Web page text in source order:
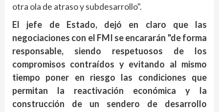
otra ola de atraso y subdesarrollo".
El jefe de Estado, dejó en claro que las
negociaciones con el FMI se encararán "de forma
responsable, siendo respetuosos de los
compromisos contraídos y evitando al mismo
tiempo poner en riesgo las condiciones que
permitan la reactivación económica y la
construcción de un sendero de desarrollo